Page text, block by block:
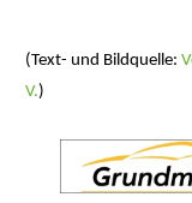
(Text- und Bildquelle:
V.)